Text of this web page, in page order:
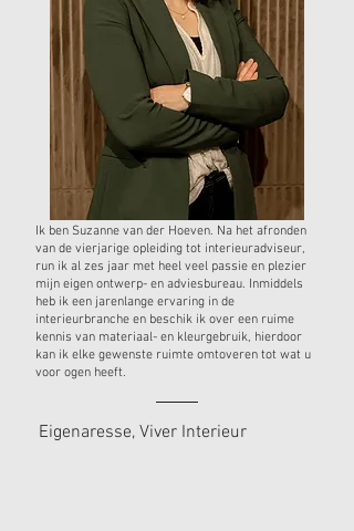
Ik ben Suzanne van der Hoeven. Na het afronden
van de vierjarige opleiding tot interieuradviseur,
run ik al zes jaar met heel veel passie en plezier
mijn eigen ontwerp- en adviesbureau. Inmiddels
heb ik een jarenlange ervaring in de
interieurbranche en beschik ik over een ruime
kennis van materiaal- en kleurgebruik, hierdoor
kan ik elke gewenste ruimte omtoveren tot wat u
voor ogen heeft.
Eigenaresse, Viver Interieur